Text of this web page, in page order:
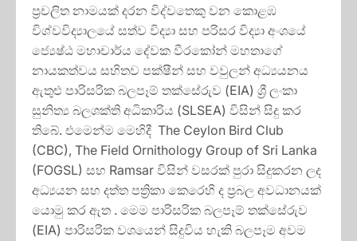
ප්‍රචලිත නාමයක් දරන විද්වතෙකු වන කොළඹ
විශ්වවිද්‍යාලයේ සත්ව විද්‍යා සහ පරිසර විද්‍යා අංශයේ
ජ්‍යෙෂ්ඨ මහාචාර්ය දේවක වීරකෝන් මහතාගේ
නායකත්වය සහිතව පක්ෂීන් සහ වවුලන් අධ්‍යයනය
ඇතුළු පාරිසරික බලපෑම් තක්සේරුව (EIA) ශ්‍රී ලංකා
සුනිත්‍ය බලශක්ති අධිකාරිය (SLSEA) විසින් සිදු කර
තිබේ. එමෙන්ම මෙහිදී The Ceylon Bird Club
(CBC), The Field Ornithology Group of Sri Lanka
(FOGSL) සහ Ramsar විසින් වසරක් පුරා සිදුකරන ලද
අධ්‍යයන සහ දත්ත පත්‍රිකා කෙරෙහි ද ප්‍රබල අවධානයක්
යොමු කර ඇත . මෙම පාරිසරික බලපෑම් තක්සේරුව
(EIA) පාරිසරික වශයෙන් සිදුවිය හැකි බලපෑම අවම